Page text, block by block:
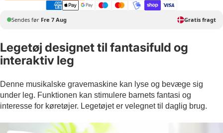
Sendes før Fre 7 Aug Gratis fragt
Legetøj designet til fantasifuld og
interaktiv leg
Denne musikalske gravemaskine kan lyse og bevæge sig
under leg. Funktionen kan stimulere barnets fantasi og
interesse for køretøjer. Legetøjet er velegnet til daglig brug.